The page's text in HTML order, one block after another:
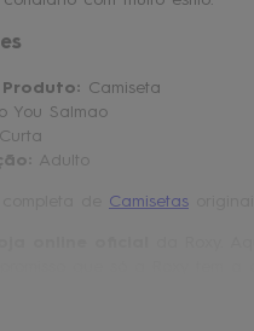
Camiseta
You Salmao
Curta
Adulto
Camisetas